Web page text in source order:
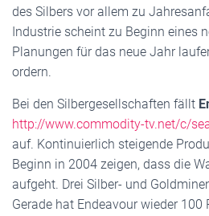
des Silbers vor allem zu
Industrie scheint zu Beginn eines
Planungen für das neue Jahr
ordern.
Bei den Silbergesellschaften fällt
http://www.commodity-tv.net/c/
auf. Kontinuierlich steigende
Beginn in 2004 zeigen, dass die
aufgeht. Drei Silber- und
Gerade hat Endeavour wieder 100